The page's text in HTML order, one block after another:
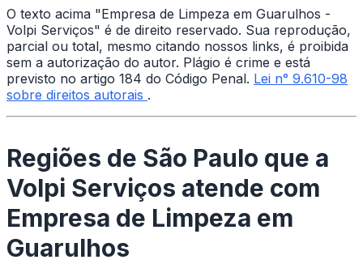
O texto acima "Empresa de Limpeza em Guarulhos -
Volpi Serviços" é de direito reservado. Sua reprodução,
parcial ou total, mesmo citando nossos links, é proibida
sem a autorização do autor. Plágio é crime e está
previsto no artigo 184 do Código Penal. Lei n° 9.610-98
sobre direitos autorais .
Regiões de São Paulo que a
Volpi Serviços atende com
Empresa de Limpeza em
Guarulhos